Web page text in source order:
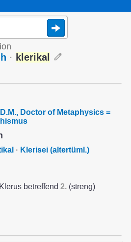
· klerikal
Doctor of Metaphysics =
· Klerisei (altertüml.)
betreffend 2. (streng)